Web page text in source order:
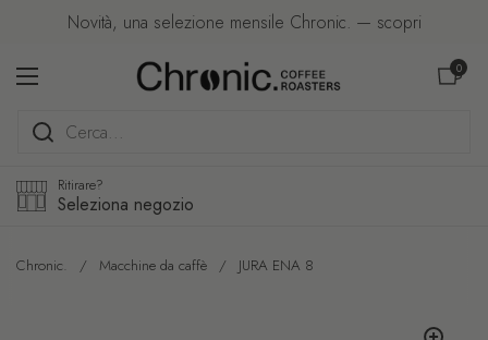
Passa ai contenutiNovità, una selezione mensile Chronic. — scopri
Apri menu
Apri
0
Ritirare?
Seleziona negozio
Chronic. / Macchine da caffè / JURA ENA 8